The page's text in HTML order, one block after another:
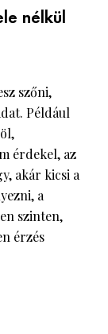
nélkül
szőni,
Például
érdekel, az
akár kicsi a
a
szinten,
érzés